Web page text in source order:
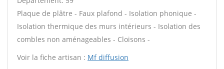
Plaque de plâtre - Faux plafond - Isolation phonique -
Isolation thermique des murs intérieurs - Isolation des
combles non aménageables - Cloisons -
Voir la fiche artisan : Mf diffusion